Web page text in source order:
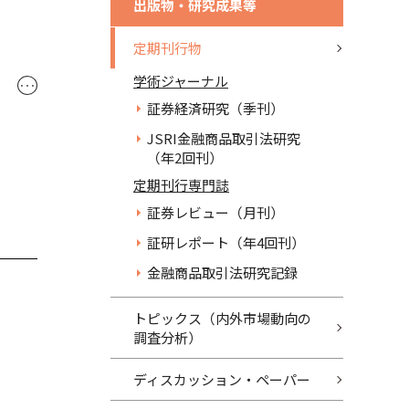
･･･
出版物・研究成果等
定期刊行物
学術ジャーナル
証券経済研究（季刊）
JSRI金融商品取引法研究
（年2回刊）
定期刊行専門誌
証券レビュー（月刊）
証研レポート（年4回刊）
金融商品取引法研究記録
トピックス（内外市場動向の
調査分析）
ディスカッション・ペーパー